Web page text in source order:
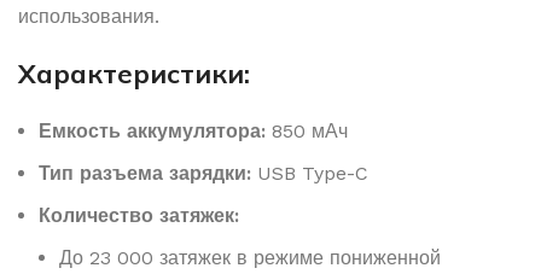
использования.
Характеристики:
Емкость аккумулятора: 850 мАч
Тип разъема зарядки: USB Type-C
Количество затяжек:
До 23 000 затяжек в режиме пониженной